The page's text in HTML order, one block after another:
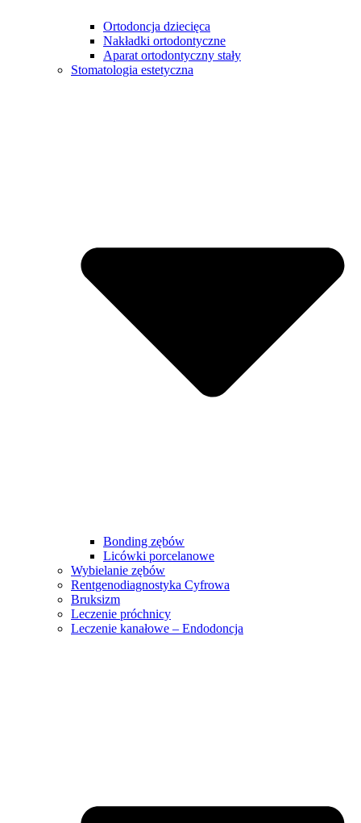
Ortodoncja dziecięca
Nakładki ortodontyczne
Aparat ortodontyczny stały
Stomatologia estetyczna
Bonding zębów
Licówki porcelanowe
Wybielanie zębów
Rentgenodiagnostyka Cyfrowa
Bruksizm
Leczenie próchnicy
Leczenie kanałowe – Endodoncja